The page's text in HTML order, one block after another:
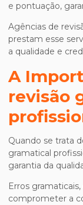
e pontuação,
Agências de
prestam esse
a qualidade e
A
revisão
Quando se trata
gramatical
garantia da
Erros
comprometer a